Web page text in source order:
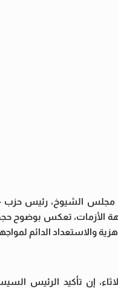
الشيوخ، رئيس حزب
الأزمات، تعكس بوضوح
والاستعداد الدائم
إن تأكيد الرئيس